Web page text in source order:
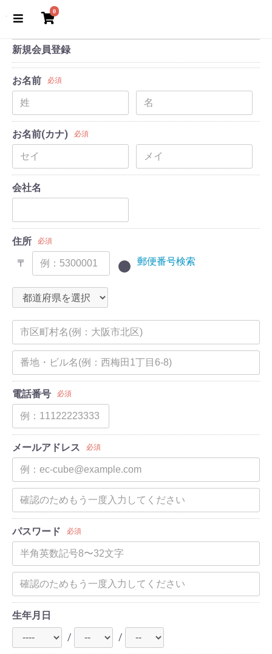
0
新規会員登録
お名前 必須
お名前(カナ) 必須
会社名
住所 必須
〒 郵便番号検索
電話番号 必須
メールアドレス 必須
パスワード 必須
生年月日
/
/